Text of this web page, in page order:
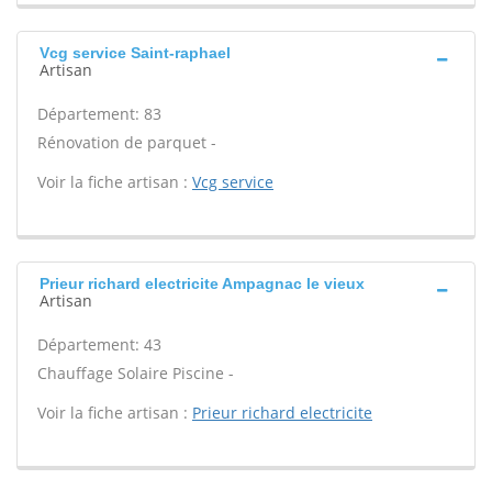
Vcg service Saint-raphael
Artisan
Département: 83
Rénovation de parquet -
Voir la fiche artisan : Vcg service
Prieur richard electricite Ampagnac le vieux
Artisan
Département: 43
Chauffage Solaire Piscine -
Voir la fiche artisan : Prieur richard electricite